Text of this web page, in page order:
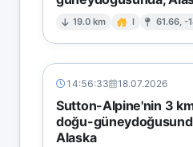
19.0 km I 61.66, -
14:56:33 18.07.2026
Sutton-Alpine'nin 3
doğu-
Alaska